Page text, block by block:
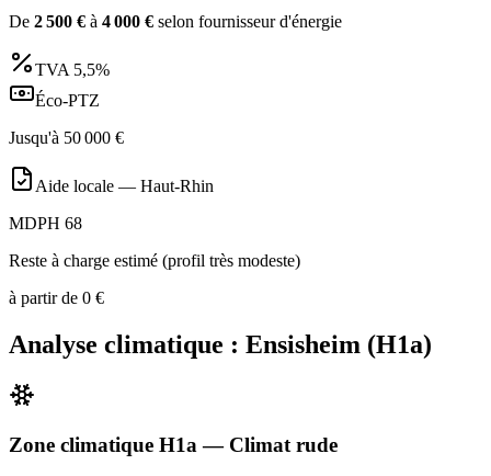
De 2 500 € à 4 000 € selon fournisseur d'énergie
TVA 5,5%
Éco-PTZ
Jusqu'à 50 000 €
Aide locale — Haut-Rhin
MDPH 68
Reste à charge estimé (profil très modeste)
à partir de 0 €
Analyse climatique : Ensisheim (H1a)
Zone climatique H1a — Climat rude